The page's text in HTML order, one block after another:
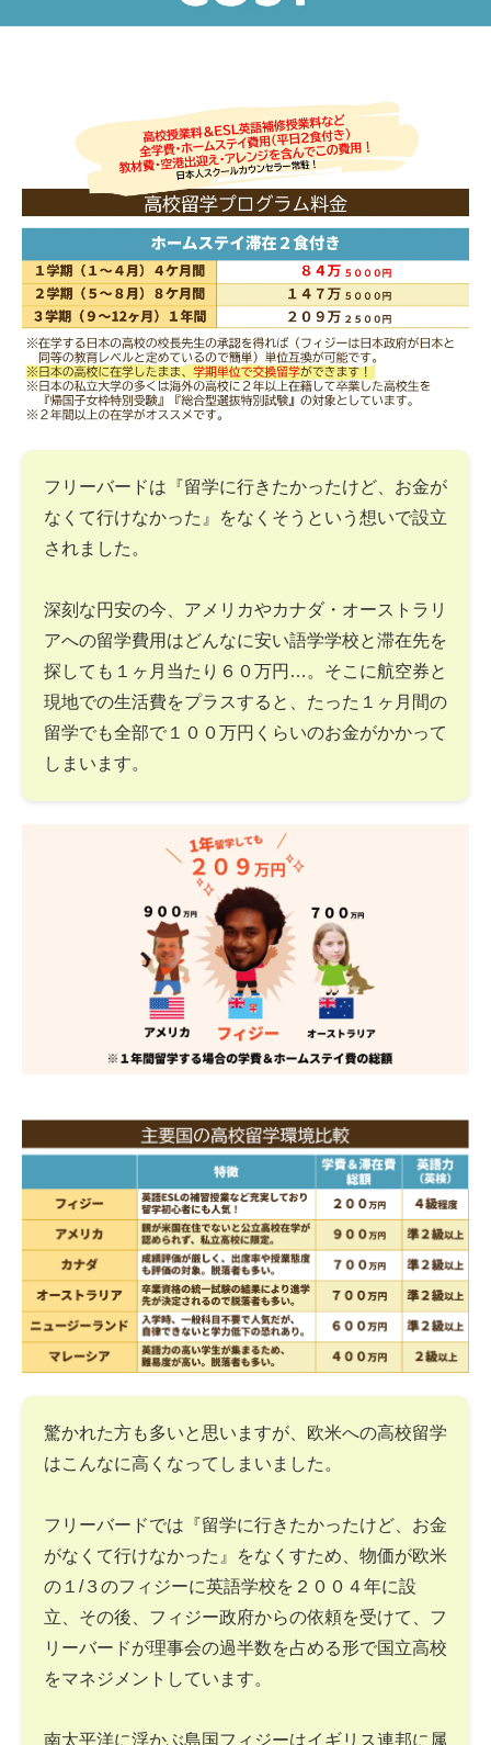
フリーバードは『留学に行きたかったけど、お金が
なくて行けなかった』をなくそうという想いで設立
されました。
深刻な円安の今、アメリカやカナダ・オーストラリ
アへの留学費用はどんなに安い語学学校と滞在先を
探しても１ヶ月当たり６０万円…。そこに航空券と
現地での生活費をプラスすると、たった１ヶ月間の
留学でも全部で１００万円くらいのお金がかかって
しまいます。
驚かれた方も多いと思いますが、欧米への高校留学
はこんなに高くなってしまいました。
フリーバードでは『留学に行きたかったけど、お金
がなくて行けなかった』をなくすため、物価が欧米
の１/３のフィジーに英語学校を２００４年に設
立、その後、フィジー政府からの依頼を受けて、フ
リーバードが理事会の過半数を占める形で国立高校
をマネジメントしています。
南太平洋に浮かぶ島国フィジーはイギリス連邦に属